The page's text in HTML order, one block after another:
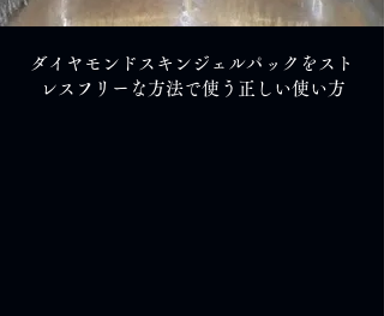
ダイヤモンドスキンジェルパックをスト
レスフリーな方法で使う正しい使い方